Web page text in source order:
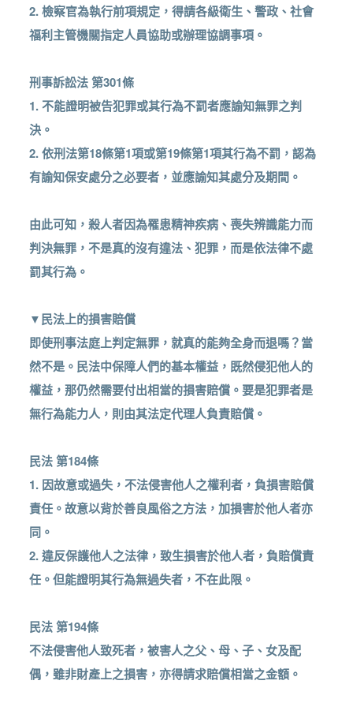
2. 檢察官為執行前項規定，得請各級衛生、警政、社會
福利主管機關指定人員協助或辦理協調事項。
刑事訴訟法 第301條
1. 不能證明被告犯罪或其行為不罰者應諭知無罪之判
決。
2. 依刑法第18條第1項或第19條第1項其行為不罰，認為
有諭知保安處分之必要者，並應諭知其處分及期間。
由此可知，殺人者因為罹患精神疾病、喪失辨識能力而
判決無罪，不是真的沒有違法、犯罪，而是依法律不處
罰其行為。
▼民法上的損害賠償
即使刑事法庭上判定無罪，就真的能夠全身而退嗎？當
然不是。民法中保障人們的基本權益，既然侵犯他人的
權益，那仍然需要付出相當的損害賠償。要是犯罪者是
無行為能力人，則由其法定代理人負責賠償。
民法 第184條
1. 因故意或過失，不法侵害他人之權利者，負損害賠償
責任。故意以背於善良風俗之方法，加損害於他人者亦
同。
2. 違反保護他人之法律，致生損害於他人者，負賠償責
任。但能證明其行為無過失者，不在此限。
民法 第194條
不法侵害他人致死者，被害人之父、母、子、女及配
偶，雖非財產上之損害，亦得請求賠償相當之金額。